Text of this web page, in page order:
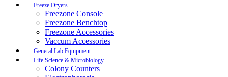
Freeze Dryers
Freezone Console
Freezone Benchtop
Freezone Accessories
Vaccum Accessories
General Lab Equipment
Life Science & Microbiology
Colony Counters